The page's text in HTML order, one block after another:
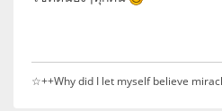
☆++Why did I let myself believe